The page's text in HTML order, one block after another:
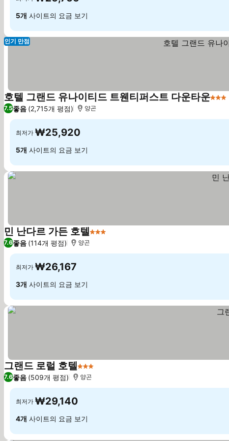
5개 사이트의 요금 보기
인기 만점
호텔 그랜드 유나이티드 트웬티퍼스트 다운타운3 성급
7.5좋음 (2,715개 평점) 양곤
최저가 ₩25,920
5개 사이트의 요금 보기
민 난다르 가든 호텔3 성급
7.6좋음 (114개 평점) 양곤
최저가 ₩26,167
3개 사이트의 요금 보기
그랜드 로럴 호텔3 성급
7.6좋음 (509개 평점) 양곤
최저가 ₩29,140
4개 사이트의 요금 보기